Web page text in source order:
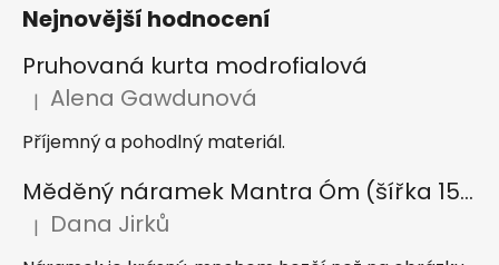
Nejnovější hodnocení
Pruhovaná kurta modrofialová
Hodnocení produktu je 5 z 5 hvězdiček.
| Alena Gawdunová
Příjemný a pohodlný materiál.
Měděný náramek Mantra Óm (šířka 15 mm)
Hodnocení produktu je 5 z 5 hvězdiček.
| Dana Jirků